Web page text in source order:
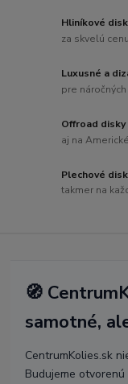
Hliníkové
za skvelú cenu
Luxusné a
pre náročných
Offroad
aj na
Plechové
takmer na
🧭
samotné,
CentrumKolies.sk
Budujeme